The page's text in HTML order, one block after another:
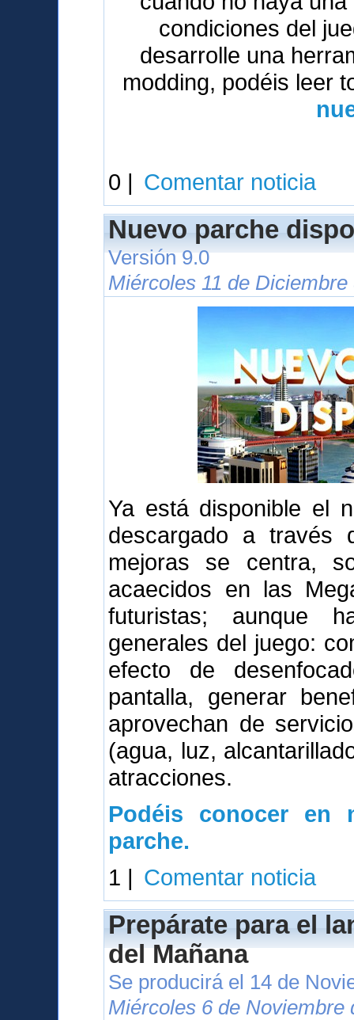
condiciones del
desarrolle una
modding, podéis leer
0 | Comentar noticia
Nuevo parche
Versión 9.0
Miércoles 11 de
Ya está disponible el
descargado a través
mejoras se centra,
acaecidos en las
futuristas; aunque
generales del juego:
efecto de
pantalla, generar
aprovechan de
(agua, luz,
atracciones.
Podéis conocer en
parche.
1 | Comentar noticia
Prepárate para el
del Mañana
Se producirá el 14 de
Miércoles 6 de Noviembre